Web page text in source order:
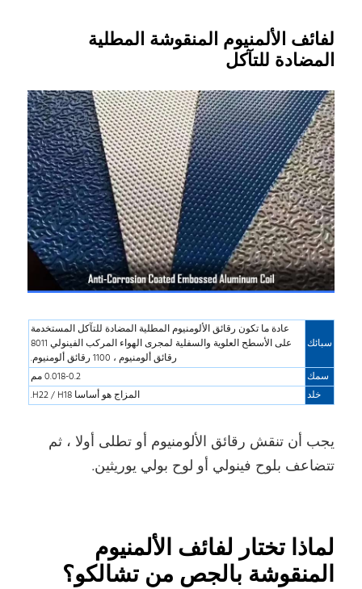
لفائف الألمنيوم المنقوشة المطلية
المضادة للتآكل
سبائك
عادة ما تكون رقائق الألومنيوم المطلية المضادة للتآكل المستخدمة
على الأسطح العلوية والسفلية لمجرى الهواء المركب الفينولي 8011
رقائق ألومنيوم ، 1100 رقائق ألومنيوم.
سمك
0.018-0.2 مم
خلد
المزاج هو أساسا H22 / H18.
يجب أن تنقش رقائق الألومنيوم أو تطلى أولا ، ثم
تتضاعف بلوح فينولي أو لوح بولي يوريثين.
لماذا تختار لفائف الألمنيوم
المنقوشة بالجص من تشالكو؟